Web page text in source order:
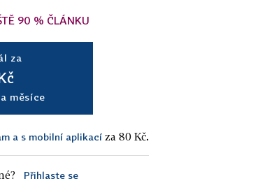
90 % ČLÁNKU
za
měsíce
a s mobilní aplikací za 80 Kč.
Přihlaste se